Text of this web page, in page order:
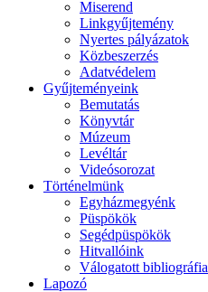
Miserend
Linkgyűjtemény
Nyertes pályázatok
Közbeszerzés
Adatvédelem
Gyűjteményeink
Bemutatás
Könyvtár
Múzeum
Levéltár
Videósorozat
Történelmünk
Egyházmegyénk
Püspökök
Segédpüspökök
Hitvallóink
Válogatott bibliográfia
Lapozó